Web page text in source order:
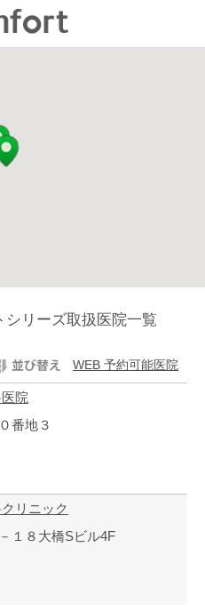
リーズ取扱医院一覧
WEB 予約可能医院
院
番地３
リニック
１８大橋Sビル4F